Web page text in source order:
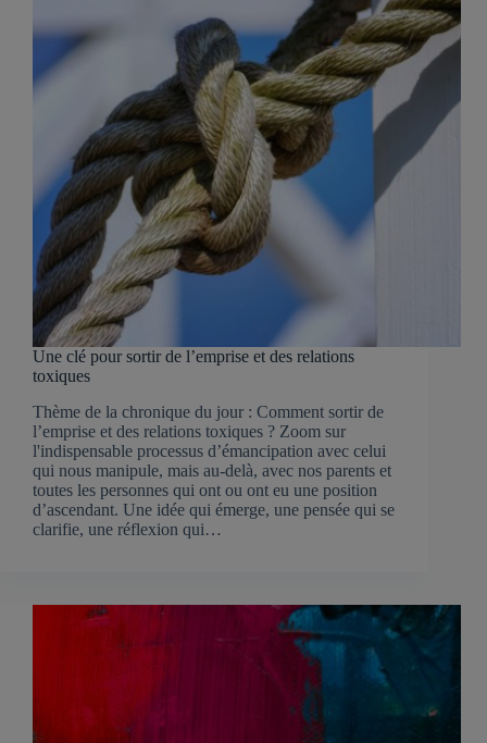
Une clé pour sortir de l’emprise et des relations
toxiques
Thème de la chronique du jour : Comment sortir de
l’emprise et des relations toxiques ? Zoom sur
l'indispensable processus d’émancipation avec celui
qui nous manipule, mais au-delà, avec nos parents et
toutes les personnes qui ont ou ont eu une position
d’ascendant. Une idée qui émerge, une pensée qui se
clarifie, une réflexion qui…